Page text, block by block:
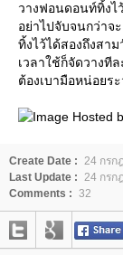
วางฟอนดอนท์ทิ้งไ
อย่าไปจับจนกว่าจ
ทิ้งไว้ได้สองถึงสา
เวลาใช้ก็จัดวางที
ต้องเบามือหน่อยร
Create Date : 24 กรก
Last Update : 24 กรก
Comments : 32